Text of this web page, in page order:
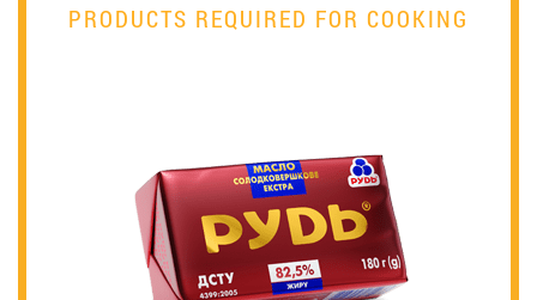
PRODUCTS REQUIRED FOR COOKING